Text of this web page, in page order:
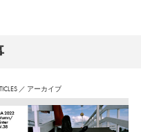
／ アーカイブ